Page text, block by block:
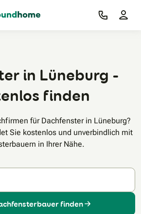
Zum Hauptinhalt
in Lüneburg -
finden
für Dachfenster in Lüneburg?
Sie kostenlos und unverbindlich mit
in Ihrer Nähe.
finden